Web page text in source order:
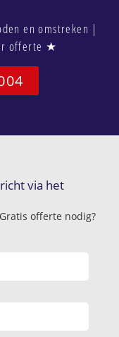
en omstreken |
offerte ★
via het
offerte nodig?